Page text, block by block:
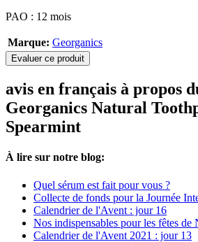
PAO : 12 mois
Marque: Georganics
Evaluer ce produit
avis en français à propos
Georganics Natural
Spearmint
À lire sur notre blog:
Quel sérum est fait pour vous ?
Collecte de fonds pour la Journée
Calendrier de l'Avent : jour 16
Nos indispensables pour les fêtes de
Calendrier de l'Avent 2021 : jour 13